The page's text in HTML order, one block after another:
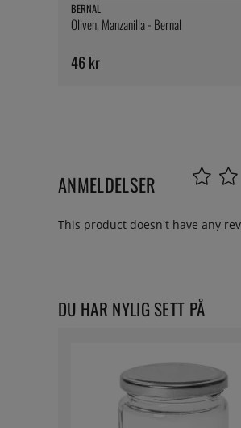
BERNAL
Oliven, Manzanilla - Bernal
46 kr
ANMELDELSER
This product doesn't have any
DU HAR NYLIG SETT PÅ